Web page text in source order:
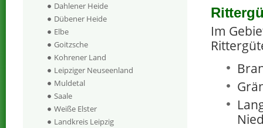
Im
Dahlener Heide
Dübener Heide
Elbe
Goitzsche
Kohrener Land
Leipziger Neuseenland
Muldetal
Saale
Weiße Elster
Landkreis Leipzig